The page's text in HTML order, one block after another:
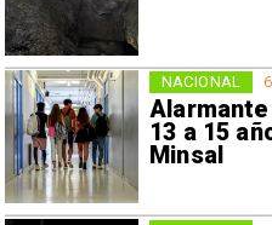
13 a 15
Minsal
NACIONAL